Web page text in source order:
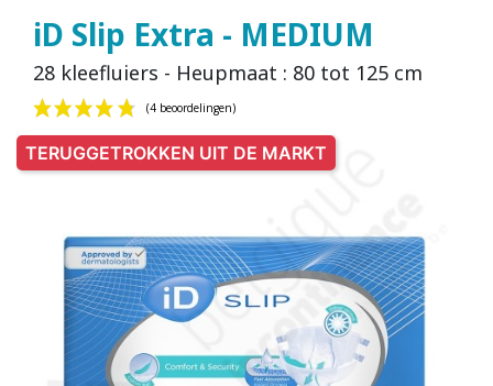
iD Slip Extra - MEDIUM
28 kleefluiers - Heupmaat : 80 tot 125 cm
(4 beoordelingen)
TERUGGETROKKEN UIT DE MARKT